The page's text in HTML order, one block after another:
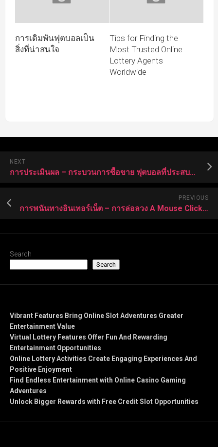
การเดิมพันฟุตบอลเป็น
สิ่งที่น่าสนใจ
Tips for Finding the
Most Trusted Online
Lottery Agents
Worldwide
NEXT
การประเมินผล – กระบวนการซื้อขาย ฟุตบอลที่ประสบความสำเร็จอย่างไม่น่าเชื่อ
PREVIOUS
การพนันทางอินเทอร์เน็ต – การล่อลวง A Mouse Click Away
Search
Search
Vibrant Features Bring Online Slot Adventures Greater
Entertainment Value
Virtual Lottery Features Offer Fun And Rewarding
Entertainment Opportunities
Online Lottery Activities Create Engaging Experiences And
Positive Enjoyment
Find Endless Entertainment with Online Casino Gaming
Adventures
Unlock Bigger Rewards with Free Credit Slot Opportunities